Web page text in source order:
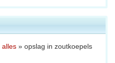
alles » opslag in zoutkoepels